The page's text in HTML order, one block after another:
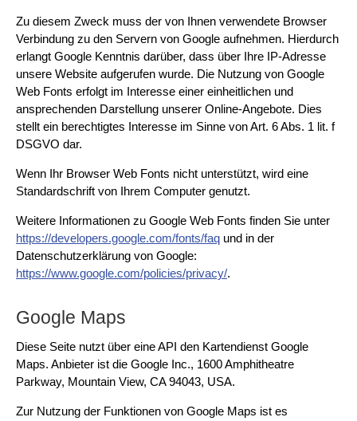
Zu diesem Zweck muss der von Ihnen verwendete Browser
Verbindung zu den Servern von Google aufnehmen. Hierdurch
erlangt Google Kenntnis darüber, dass über Ihre IP-Adresse
unsere Website aufgerufen wurde. Die Nutzung von Google
Web Fonts erfolgt im Interesse einer einheitlichen und
ansprechenden Darstellung unserer Online-Angebote. Dies
stellt ein berechtigtes Interesse im Sinne von Art. 6 Abs. 1 lit. f
DSGVO dar.
Wenn Ihr Browser Web Fonts nicht unterstützt, wird eine
Standardschrift von Ihrem Computer genutzt.
Weitere Informationen zu Google Web Fonts finden Sie unter
https://developers.google.com/fonts/faqund in der
Datenschutzerklärung von Google:
https://www.google.com/policies/privacy/.
Google Maps
Diese Seite nutzt über eine API den Kartendienst Google
Maps. Anbieter ist die Google Inc., 1600 Amphitheatre
Parkway, Mountain View, CA 94043, USA.
Zur Nutzung der Funktionen von Google Maps ist es